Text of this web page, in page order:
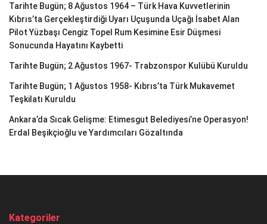
Tarihte Bugün; 8 Ağustos 1964 – Türk Hava Kuvvetlerinin
Kıbrıs’ta Gerçekleştirdiği Uyarı Uçuşunda Uçağı İsabet Alan
Pilot Yüzbaşı Cengiz Topel Rum Kesimine Esir Düşmesi
Sonucunda Hayatını Kaybetti
Tarihte Bugün; 2 Ağustos 1967- Trabzonspor Kulübü Kuruldu
Tarihte Bugün; 1 Ağustos 1958- Kıbrıs’ta Türk Mukavemet
Teşkilatı Kuruldu
Ankara’da Sıcak Gelişme: Etimesgut Belediyesi’ne Operasyon!
Erdal Beşikçioğlu ve Yardımcıları Gözaltında
Kategoriler